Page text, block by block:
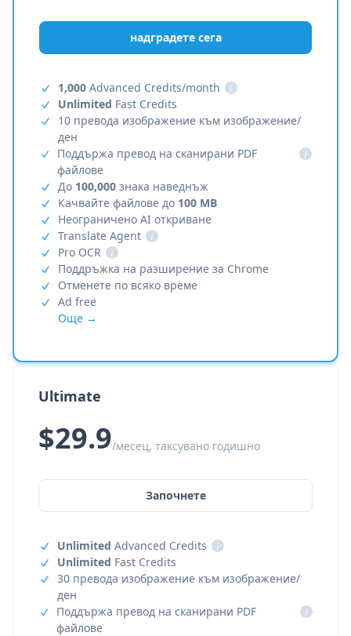
надградете сега
1,000 Advanced Credits/month
i
Unlimited Fast Credits
10 превода изображение към изображение/
ден
Поддържа превод на сканирани PDF
файлове
i
До 100,000 знака наведнъж
Качвайте файлове до 100 MB
Неограничено AI откриване
Translate Agent
i
Pro OCR
i
Поддръжка на разширение за Chrome
Отменете по всяко време
Ad free
Още →
Ultimate
$29.9/месец, таксувано годишно
Започнете
Unlimited Advanced Credits
i
Unlimited Fast Credits
30 превода изображение към изображение/
ден
Поддържа превод на сканирани PDF
файлове
i